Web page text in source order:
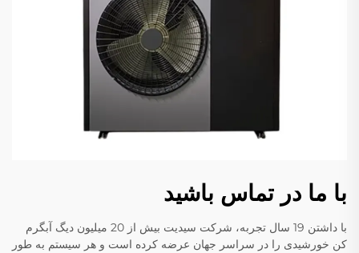
با ما در تماس باشید
با داشتن 19 سال تجربه، شرکت سیدیت بیش از 20 میلیون دیگ آبگرم
کن خورشیدی را در سراسر جهان عرضه کرده است و هر سیستم به طور